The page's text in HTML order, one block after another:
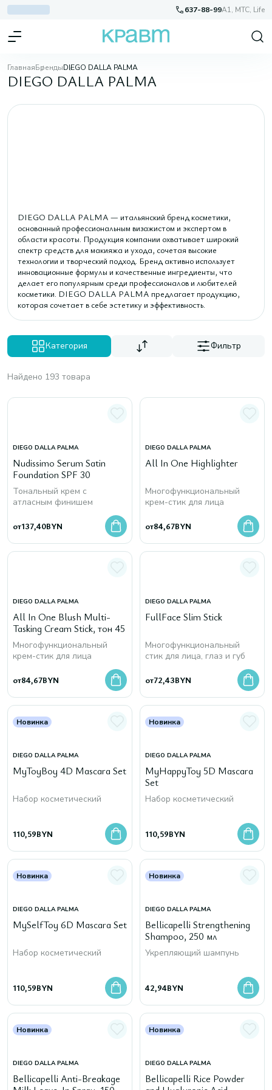
637-88-99A1, МТС, Life
ГлавнаяБрендыDIEGO DALLA PALMA
DIEGO DALLA PALMA
DIEGO DALLA PALMA — итальянский бренд косметики,
основанный профессиональным визажистом и экспертом в
области красоты. Продукция компании охватывает широкий
спектр средств для макияжа и ухода, сочетая высокие
технологии и творческий подход. Бренд активно использует
инновационные формулы и качественные ингредиенты, что
делает его популярным среди профессионалов и любителей
косметики. DIEGO DALLA PALMA предлагает продукцию,
которая сочетает в себе эстетику и эффективность.
Категория Фильтр
Найдено 193 товара
DIEGO DALLA PALMA
Nudissimo Serum Satin
Foundation SPF 30
Тональный крем с
атласным финишем
от137,40BYN
DIEGO DALLA PALMA
All In One Highlighter
Многофункциональный
крем-стик для лица
от84,67BYN
DIEGO DALLA PALMA
All In One Blush Multi-
Tasking Cream Stick, тон 45
Многофункциональный
крем-стик для лица
от84,67BYN
DIEGO DALLA PALMA
FullFace Slim Stick
Многофункциональный
стик для лица, глаз и губ
от72,43BYN
Новинка
DIEGO DALLA PALMA
MyToyBoy 4D Mascara Set
Набор косметический
110,59BYN
Новинка
DIEGO DALLA PALMA
MyHappyToy 5D Mascara
Set
Набор косметический
110,59BYN
Новинка
DIEGO DALLA PALMA
MySelfToy 6D Mascara Set
Набор косметический
110,59BYN
Новинка
DIEGO DALLA PALMA
Bellicapelli Strengthening
Shampoo, 250 мл
Укрепляющий шампунь
42,94BYN
Новинка
DIEGO DALLA PALMA
Bellicapelli Anti-Breakage
Новинка
DIEGO DALLA PALMA
Bellicapelli Rice Powder